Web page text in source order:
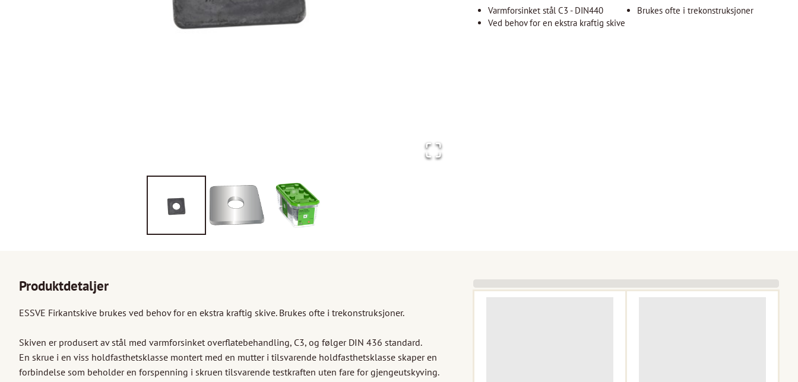
Varmforsinket stål C3 - DIN440
Ved behov for en ekstra kraftig skive
Brukes ofte i trekonstruksjoner
Produktdetaljer
ESSVE Firkantskive brukes ved behov for en ekstra kraftig skive. Brukes ofte i trekonstruksjoner.
Skiven er produsert av stål med varmforsinket overflatebehandling, C3, og følger DIN 436 standard.
En skrue i en viss holdfasthetsklasse montert med en mutter i tilsvarende holdfasthetsklasse skaper en
forbindelse som beholder en forspenning i skruen tilsvarende testkraften uten fare for gjengeutskyving.